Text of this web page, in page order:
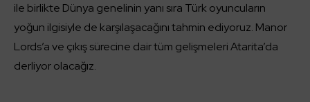
ile birlikte Dünya genelinin yanı sıra Türk oyuncuların
yoğun ilgisiyle de karşılaşacağını tahmin ediyoruz. Manor
Lords’a ve çıkış sürecine dair tüm gelişmeleri Atarita’da
derliyor olacağız.